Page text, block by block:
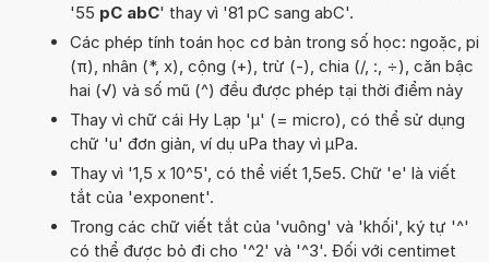
'55 pC abC' thay vì '81 pC sang abC'.
Các phép tính toán học cơ bản trong số học: ngoặc, pi
(π), nhân (*, x), cộng (+), trừ (-), chia (/, :, ÷), căn bậc
hai (√) và số mũ (^) đều được phép tại thời điểm này
Thay vì chữ cái Hy Lạp 'µ' (= micro), có thể sử dụng
chữ 'u' đơn giản, ví dụ uPa thay vì µPa.
Thay vì '1,5 x 10^5', có thể viết 1,5e5. Chữ 'e' là viết
tắt của 'exponent'.
Trong các chữ viết tắt của 'vuông' và 'khối', ký tự '^'
có thể được bỏ đi cho '^2' và '^3'. Đối với centimet